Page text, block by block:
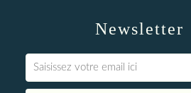
Newsletter